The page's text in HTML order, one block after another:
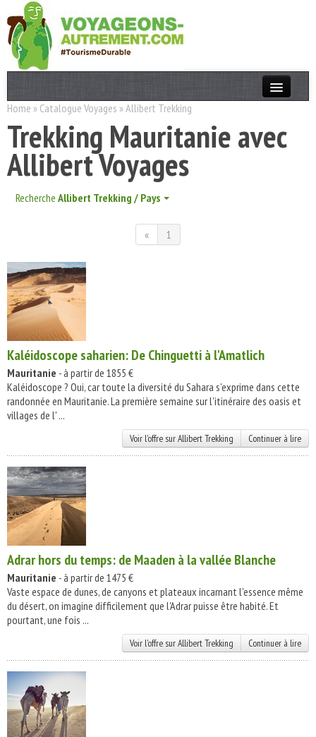
Actualités
T. Responsable
Destinations
Acteurs
Home » Catalogue Voyages »Allibert Trekking
Trekking Mauritanie avec
Allibert Voyages
Recherche Allibert Trekking / Pays
« 1
Kaléidoscope saharien: De Chinguetti à l'Amatlich
Mauritanie - à partir de 1855 €
Kaléidoscope ? Oui, car toute la diversité du Sahara s'exprime dans cette
randonnée en Mauritanie. La première semaine sur l'itinéraire des oasis et
villages de l' ...
Voir l'offre sur Allibert Trekking Continuer à lire
Adrar hors du temps: de Maaden à la vallée Blanche
Mauritanie - à partir de 1475 €
Vaste espace de dunes, de canyons et plateaux incarnant l'essence même
du désert, on imagine difficilement que l'Adrar puisse être habité. Et
pourtant, une fois ...
Voir l'offre sur Allibert Trekking Continuer à lire